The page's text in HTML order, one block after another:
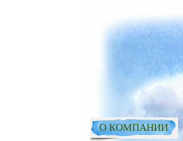
О КОМПАНИИ